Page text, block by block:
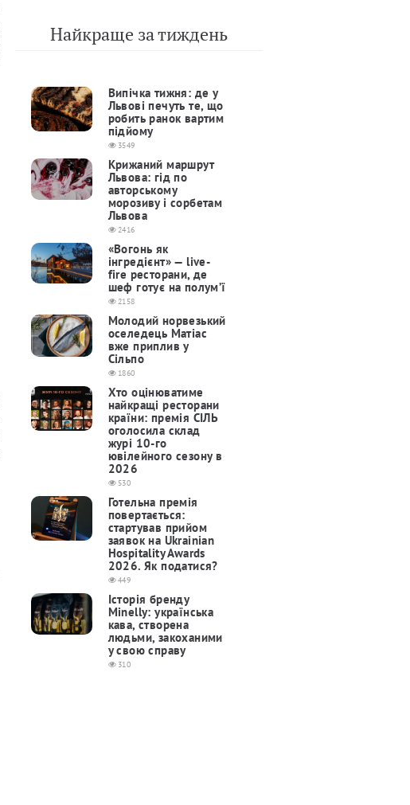
Найкраще за тиждень
Випічка тижня: де у
Львові печуть те, що
робить ранок вартим
підйому
3549
Крижаний маршрут
Львова: гід по
авторському
морозиву і сорбетам
Львова
2416
«Вогонь як
інгредієнт» — live-
fire ресторани, де
шеф готує на полум’ї
2158
Молодий норвезький
оселедець Матіас
вже приплив у
Сільпо
1860
Хто оцінюватиме
найкращі ресторани
країни: премія СІЛЬ
оголосила склад
журі 10-го
ювілейного сезону в
2026
530
Готельна премія
повертається:
cтартував прийом
заявок на Ukrainian
Hospitality Awards
2026. Як податися?
449
Історія бренду
Minelly: українська
кава, створена
людьми, закоханими
у свою справу
310